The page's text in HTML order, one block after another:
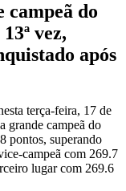
campeã do
vez,
após
terça-feira, 17 de
grande campeã do
pontos, superando
campeã com 269.7
lugar com 269.6